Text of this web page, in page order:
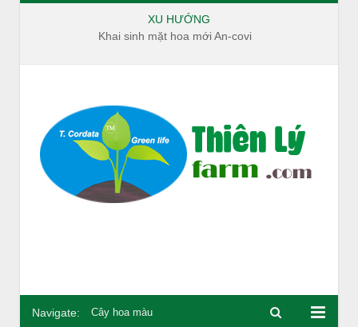
XU HƯỚNG
Khai sinh mặt hoa mới An-covi
Navigate: Cây hoa màu